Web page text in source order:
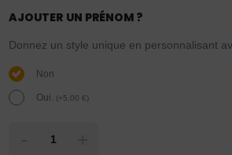
AJOUTER UN PRÉNOM ?
Donnez un style unique en personnalisant
Non
Oui. (+5,00€)